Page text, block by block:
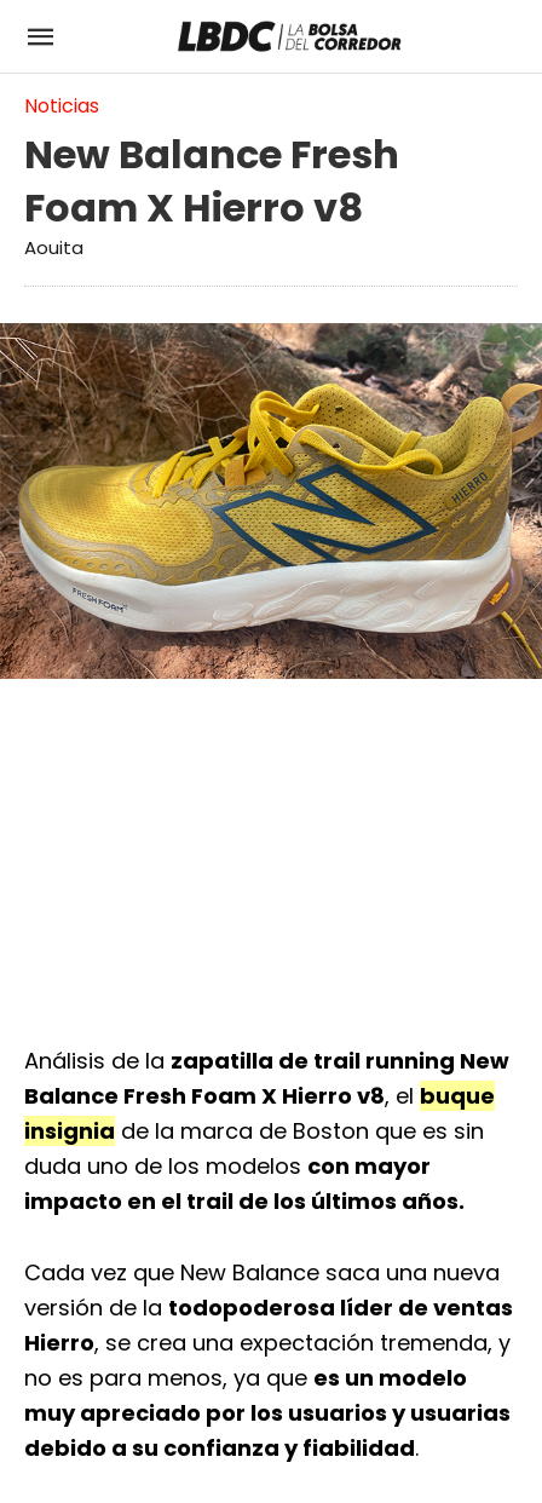
Noticias
New Balance Fresh
Foam X Hierro v8
Aouita
Análisis de la zapatilla de trail running New
Balance Fresh Foam X Hierro v8, el buque
insignia de la marca de Boston que es sin
duda uno de los modelos con mayor
impacto en el trail de los últimos años.
Cada vez que New Balance saca una nueva
versión de la todopoderosa líder de ventas
Hierro, se crea una expectación tremenda, y
no es para menos, ya que es un modelo
muy apreciado por los usuarios y usuarias
debido a su confianza y fiabilidad.